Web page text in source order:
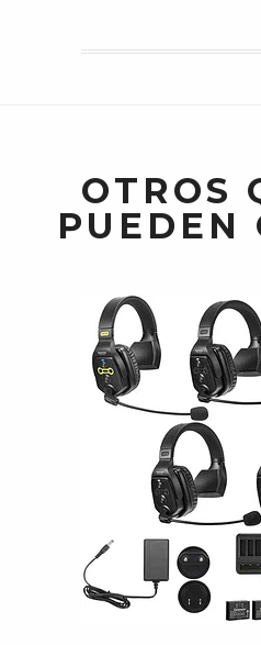
OTROS
PUEDEN